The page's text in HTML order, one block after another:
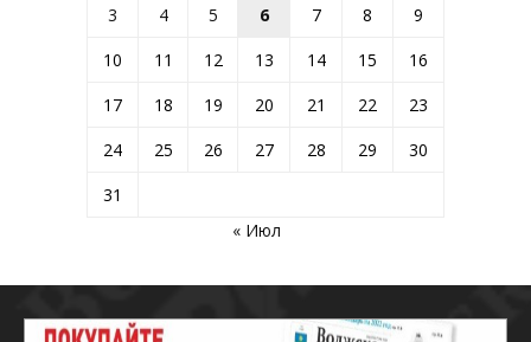
3
4 5 6 7 8
9
10
11 12 13 14 15
16
17
18 19 20 21 22
23
24
25 26 27 28 29
30
31
« Июл